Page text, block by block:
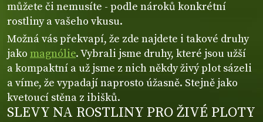
můžete či nemusíte - podle nároků konkrétní
rostliny a vašeho vkusu.
Možná vás překvapí, že zde najdete i takové druhy
jako magnólie. Vybrali jsme druhy, které jsou užší
a kompaktní a už jsme z nich někdy živý plot sázeli
a víme, že vypadají naprosto úžasně. Stejně jako
kvetoucí stěna z ibišků.
SLEVY NA ROSTLINY PRO ŽIVÉ PLOTY